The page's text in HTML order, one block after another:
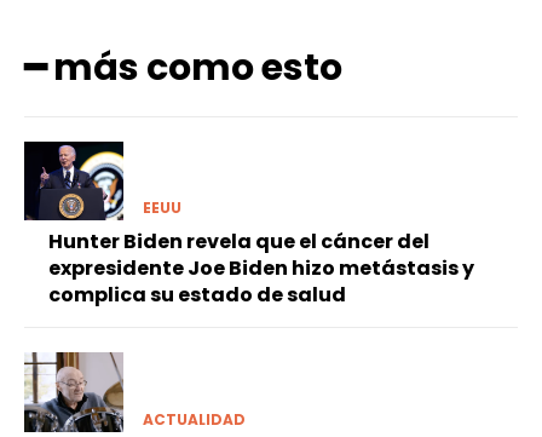
━ más como esto
EEUU
Hunter Biden revela que el cáncer del
expresidente Joe Biden hizo metástasis y
complica su estado de salud
ACTUALIDAD